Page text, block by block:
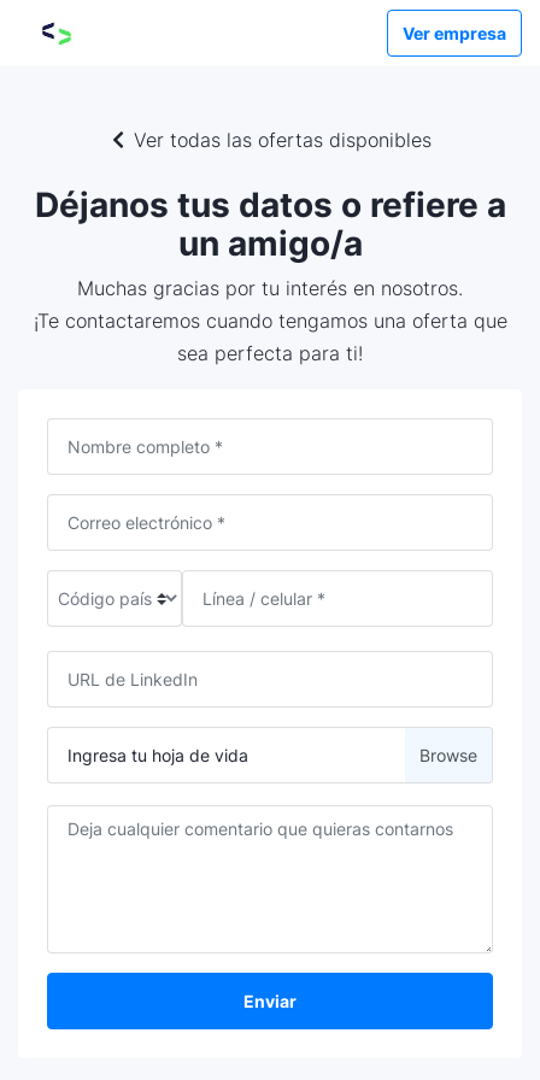
Ver empresa
Ver todas las ofertas disponibles
Déjanos tus datos o refiere a
un amigo/a
Muchas gracias por tu interés en nosotros.
¡Te contactaremos cuando tengamos una oferta que
sea perfecta para ti!
Ingresa tu hoja de vida
Enviar